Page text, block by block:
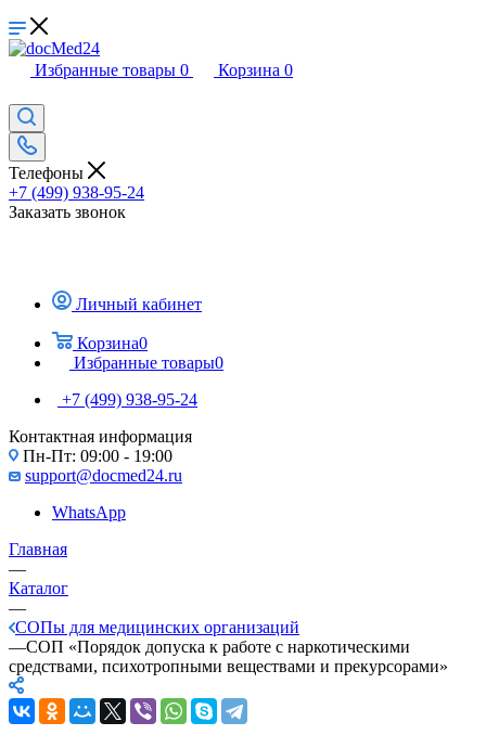
Избранные товары 0 Корзина 0
Телефоны
+7 (499) 938-95-24
Заказать звонок
Личный кабинет
Корзина0
Избранные товары0
+7 (499) 938-95-24
Контактная информация
Пн-Пт: 09:00 - 19:00
support@docmed24.ru
WhatsApp
Главная
—
Каталог
—
СОПы для медицинских организаций
—СОП «Порядок допуска к работе с наркотическими
средствами, психотропными веществами и прекурсорами»